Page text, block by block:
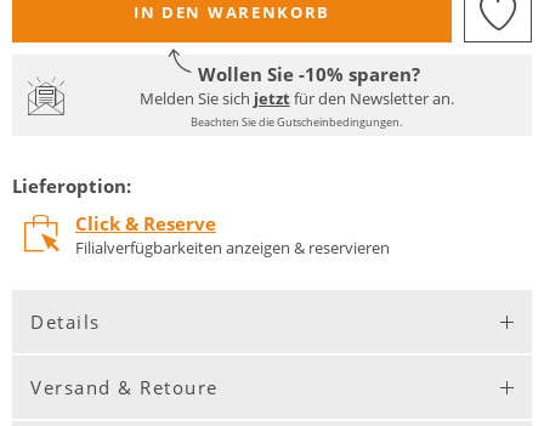
IN DEN WARENKORB
Wollen Sie -10% sparen?
Melden Sie sich jetztfür den Newsletter an.
Beachten Sie die Gutscheinbedingungen.
Lieferoption:
Click & Reserve
Filialverfügbarkeiten anzeigen & reservieren
Details
Versand & Retoure